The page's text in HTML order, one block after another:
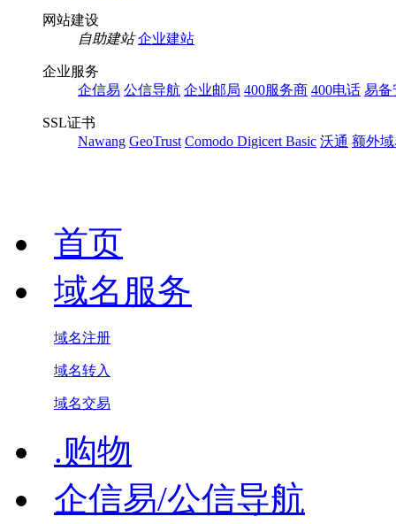
网站建设
自助建站 企业建站
企业服务
企信易 公信导航 企业邮局 400服务商 400电话 易备
SSL证书
Nawang GeoTrust Comodo Digicert Basic 沃通 额外
首页
域名服务
域名注册
域名转入
域名交易
.购物
企信易/公信导航